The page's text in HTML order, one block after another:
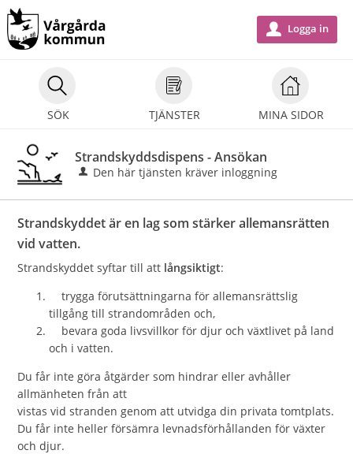
Välkommen
till
e-
tjänster
Vårgårda
kommun
SÖK TJÄNSTER MINA SIDOR
u Logga in
Strandskyddsdispens - Ansökan
Den här tjänsten kräver inloggning
Strandskyddet är en lag som stärker allemansrätten
vid vatten.
Strandskyddet syftar till att långsiktigt:
trygga förutsättningarna för allemansrättslig
tillgång till strandområden och,
bevara goda livsvillkor för djur och växtlivet på land
och i vatten.
Du får inte göra åtgärder som hindrar eller avhåller
allmänheten från att
vistas vid stranden genom att utvidga din privata tomtplats.
Du får inte heller försämra levnadsförhållanden för växter
och djur.